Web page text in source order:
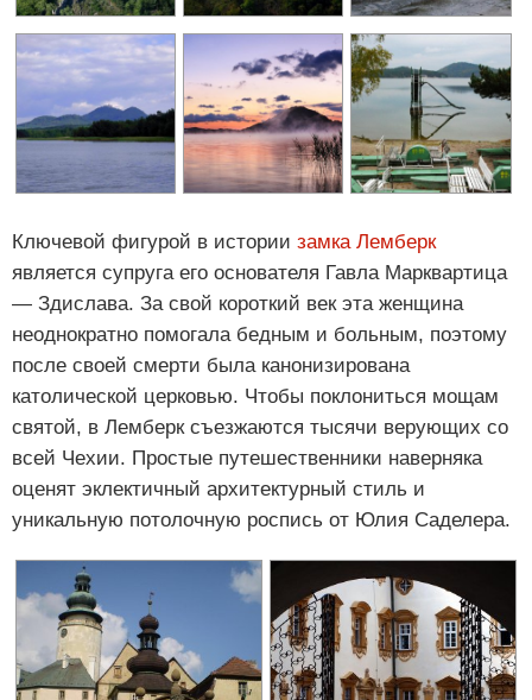
Ключевой фигурой в истории замка Лемберк
является супруга его основателя Гавла Марквартица
— Здислава. За свой короткий век эта женщина
неоднократно помогала бедным и больным, поэтому
после своей смерти была канонизирована
католической церковью. Чтобы поклониться мощам
святой, в Лемберк съезжаются тысячи верующих со
всей Чехии. Простые путешественники наверняка
оценят эклектичный архитектурный стиль и
уникальную потолочную роспись от Юлия Саделера.